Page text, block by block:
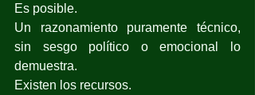
Es posible.
Un razonamiento puramente técnico,
sin sesgo político o emocional lo
demuestra.
Existen los recursos.